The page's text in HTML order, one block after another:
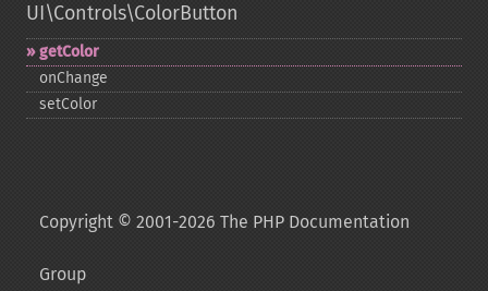
UI\Controls\ColorButton
getColor
onChange
setColor
Copyright © 2001-2026 The PHP Documentation
Group